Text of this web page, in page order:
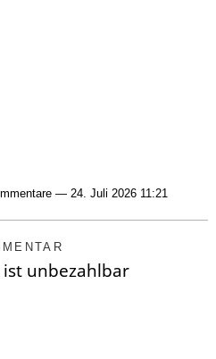
— 24. Juli 2026 11:21
unbezahlbar